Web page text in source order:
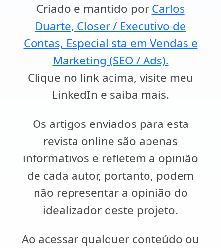
Criado e mantido por Carlos
Duarte, Closer / Executivo de
Contas, Especialista em Vendas e
Marketing (SEO / Ads).
Clique no link acima, visite meu
LinkedIn e saiba mais.
Os artigos enviados para esta
revista online são apenas
informativos e refletem a opinião
de cada autor, portanto, podem
não representar a opinião do
idealizador deste projeto.
Ao acessar qualquer conteúdo ou